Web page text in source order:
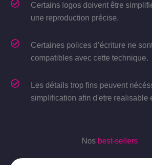
Certains logos doivent être
une reproduction précise.
Certaines polices d’écriture ne
compatibles avec cette technique.
Les détails trop fins peuvent
simplification afin d'etre realisable
Nos best-sellers